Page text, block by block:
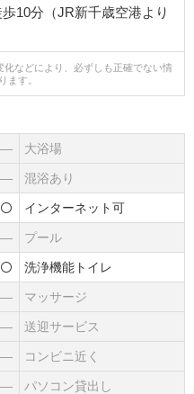
10分（JR新千歳空港より
などにより、必ずしも正確でない情
ます。
― 大浴場
― 混浴あり
インターネット可
― プール
洗浄機能トイレ
― マッサージ
― 送迎サービス
― コンビニ近く
― パソコン貸出し